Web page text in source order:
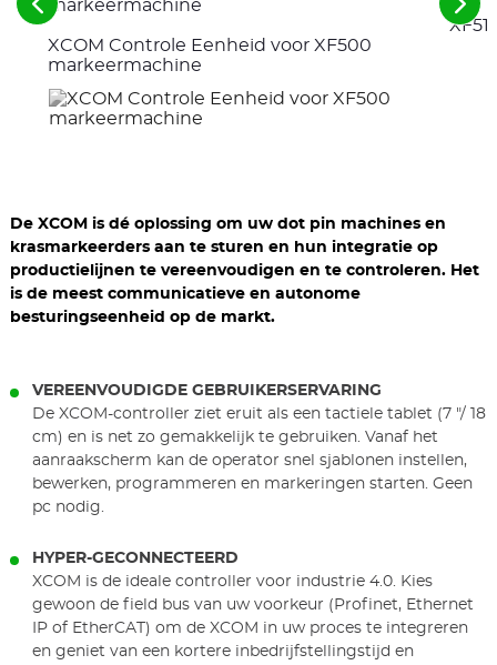
XCOM Controle Eenheid voor XF500
markeermachine
Zie
de
voorgaande
elementen
Zie
de
De XCOM is dé oplossing om uw dot pin machines en
krasmarkeerders aan te sturen en hun integratie op
productielijnen te vereenvoudigen en te controleren. Het
is de meest communicatieve en autonome
besturingseenheid op de markt.
VEREENVOUDIGDE GEBRUIKERSERVARING
De XCOM-controller ziet eruit als een tactiele tablet (7 "/ 18
cm) en is net zo gemakkelijk te gebruiken. Vanaf het
aanraakscherm kan de operator snel sjablonen instellen,
bewerken, programmeren en markeringen starten. Geen
pc nodig.
HYPER-GECONNECTEERD
XCOM is de ideale controller voor industrie 4.0. Kies
gewoon de field bus van uw voorkeur (Profinet, Ethernet
IP of EtherCAT) om de XCOM in uw proces te integreren
en geniet van een kortere inbedrijfstellingstijd en